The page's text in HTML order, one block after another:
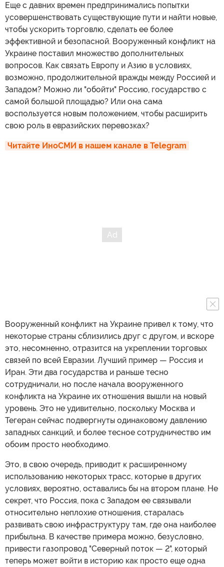
Еще с давних времен предпринимались попытки
усовершенствовать существующие пути и найти новые,
чтобы ускорить торговлю, сделать ее более
эффективной и безопасной. Вооруженный конфликт на
Украине поставил множество дополнительных
вопросов. Как связать Европу и Азию в условиях,
возможно, продолжительной вражды между Россией и
Западом? Можно ли "обойти" Россию, государство с
самой большой площадью? Или она сама
воспользуется новым положением, чтобы расширить
свою роль в евразийских перевозках?
Читайте ИноСМИ в нашем канале в Telegram
Вооруженный конфликт на Украине привел к тому, что
некоторые страны сблизились друг с другом, и вскоре
это, несомненно, отразится на укреплении торговых
связей по всей Евразии. Лучший пример — Россия и
Иран. Эти два государства и раньше тесно
сотрудничали, но после начала вооруженного
конфликта на Украине их отношения вышли на новый
уровень. Это не удивительно, поскольку Москва и
Тегеран сейчас подвергнуты одинаковому давлению
западных санкций, и более тесное сотрудничество им
обоим просто необходимо.
Это, в свою очередь, приводит к расширенному
использованию некоторых трасс, которые в других
условиях, вероятно, оставались бы на втором плане. Не
секрет, что Россия, пока с Западом ее связывали
относительно неплохие отношения, старалась
развивать свою инфраструктуру там, где она наиболее
прибыльна. В качестве примера можно, безусловно,
привести газопровод "Северный поток — 2", который
теперь может войти в историю как просто еще одна